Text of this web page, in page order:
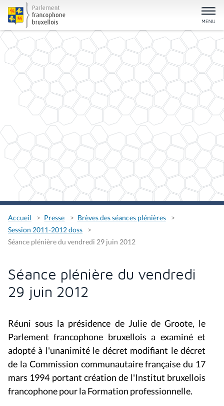
Accueil Presse
Brèves des séances plénières
Session 2011-2012 doss
Séance plénière du vendredi 29 juin 2012
Séance plénière du vendredi
29 juin 2012
Réuni sous la présidence de Julie de Groote, le
Parlement francophone bruxellois a examiné et
adopté à l'unanimité le décret modifiant le décret
de la Commission communautaire française du 17
mars 1994 portant création de l'Institut bruxellois
francophone pour la Formation professionnelle.